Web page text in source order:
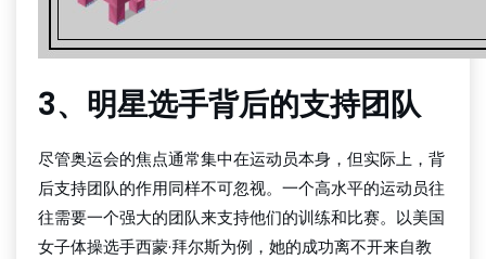
3、明星选手背后的支持团队
尽管奥运会的焦点通常集中在运动员本身，但实际上，背
后支持团队的作用同样不可忽视。一个高水平的运动员往
往需要一个强大的团队来支持他们的训练和比赛。以美国
女子体操选手西蒙·拜尔斯为例，她的成功离不开来自教